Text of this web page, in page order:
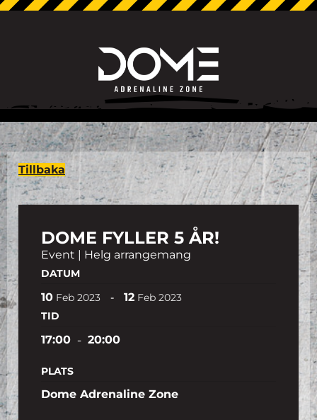
Tillbaka
DOME FYLLER 5 ÅR!
Event | Helg arrangemang
DATUM
10 Feb 2023 - 12 Feb 2023
TID
17:00 - 20:00
PLATS
Dome Adrenaline Zone